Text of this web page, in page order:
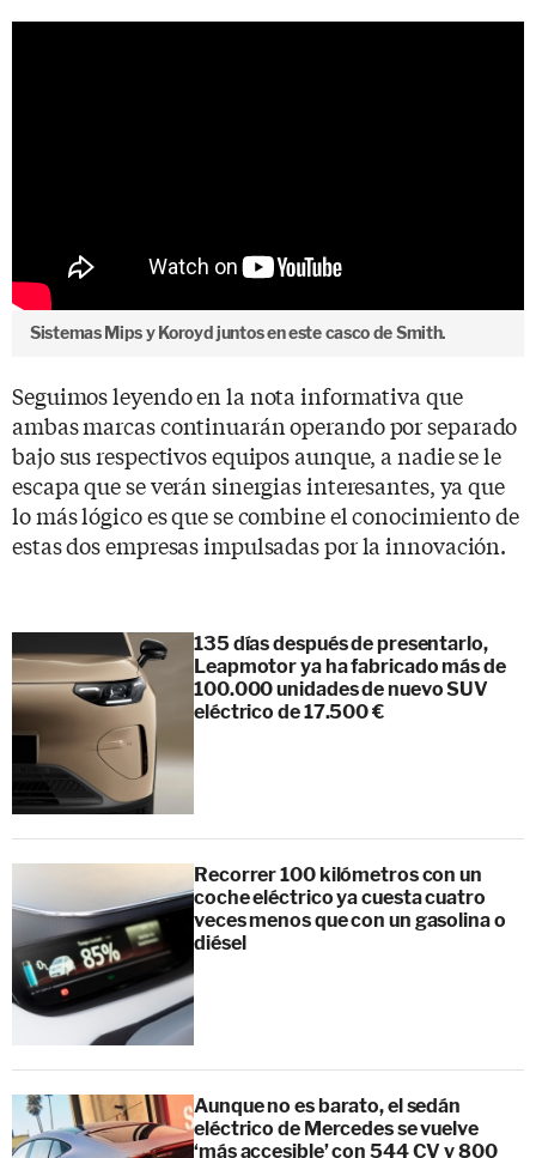
Sistemas Mips y Koroyd juntos en este casco de Smith.
Seguimos leyendo en la nota informativa que
ambas marcas continuarán operando por separado
bajo sus respectivos equipos aunque, a nadie se le
escapa que se verán sinergias interesantes, ya que
lo más lógico es que se combine el conocimiento de
estas dos empresas impulsadas por la innovación.
135 días después de presentarlo,
Leapmotor ya ha fabricado más de
100.000 unidades de nuevo SUV
eléctrico de 17.500 €
Recorrer 100 kilómetros con un
coche eléctrico ya cuesta cuatro
veces menos que con un gasolina o
diésel
Aunque no es barato, el sedán
eléctrico de Mercedes se vuelve
‘más accesible’ con 544 CV y 800